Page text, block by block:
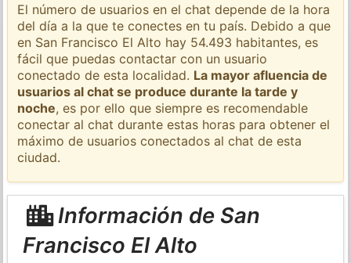
El número de usuarios en el chat depende de la hora
del día a la que te conectes en tu país. Debido a que
en San Francisco El Alto hay 54.493 habitantes, es
fácil que puedas contactar con un usuario
conectado de esta localidad. La mayor afluencia de
usuarios al chat se produce durante la tarde y
noche, es por ello que siempre es recomendable
conectar al chat durante estas horas para obtener el
máximo de usuarios conectados al chat de esta
ciudad.
Información de San
Francisco El Alto